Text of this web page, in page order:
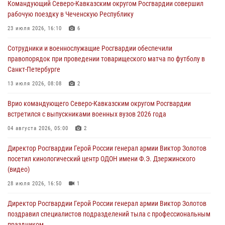
09 августа 2026, 08:00
В Центральных регионах России продолжается ведомственная
09 августа 2026, 08:00
Лучшие футбольные команды Южного округа Росгвардии
определили на Кубани
В Кузбассе росгвардейцы помогли вернуть горожанке пропавшую
мать
Командующий Северо-Кавказским округом Росгвардии совершил
рабочую поездку в Чеченскую Республику
23 июля 2026, 16:10 6
Сотрудники и военнослужащие Росгвардии обеспечили
правопорядок при проведении товарищеского матча по футболу в
Санкт-Петербурге
13 июля 2026, 08:08 2
Врио командующего Северо-Кавказским округом Росгвардии
встретился с выпускниками военных вузов 2026 года
04 августа 2026, 05:00 2
Директор Росгвардии Герой России генерал армии Виктор Золотов
посетил кинологический центр ОДОН имени Ф.Э. Дзержинского
(видео)
28 июля 2026, 16:50 1
Директор Росгвардии Герой России генерал армии Виктор Золотов
поздравил специалистов подразделений тыла с профессиональным